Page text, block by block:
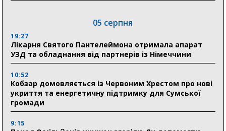
05 серпня
19:27
Лікарня Святого Пантелеймона отримала апарат
УЗД та обладнання від партнерів із Німеччини
10:52
Кобзар домовляється із Червоним Хрестом про нові
укриття та енергетичну підтримку для Сумської
громади
9:15